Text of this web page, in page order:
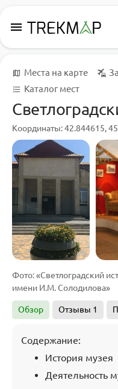
menu
Места на карте
Каталог мест
Координаты: 42.844615,
Фото: «Светлоградский
имени И.М. Солодилова»
Обзор Отзывы 1
Содержание:
История музея
Деятельность